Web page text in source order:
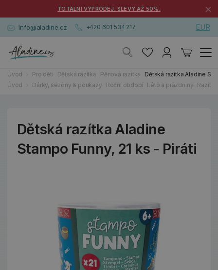
TOTÁLNÍ VÝPRODEJ. SLEVY AŽ 50%. ×
info@aladine.cz +420 601 534 217 EUR
Úvod Pro děti Dětská razítka Pěnová razítka
Dětská razítka Aladine
Úvod
Dárky, sezóny & poukazy Roční období Léto a prázdniny Razítka
Dětská razítka Aladine
Stampo Funny, 21 ks - Piráti